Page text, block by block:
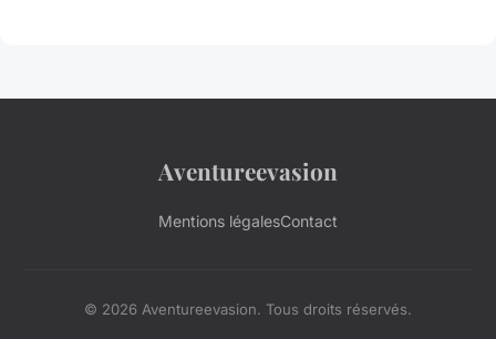
Aventureevasion
Mentions légalesContact
© 2026 Aventureevasion. Tous droits réservés.